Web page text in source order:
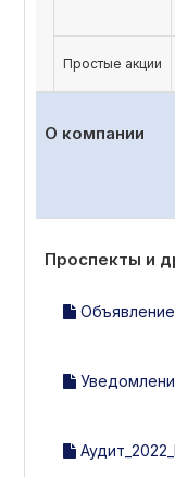
Простые акции
О компании
Проспекты и